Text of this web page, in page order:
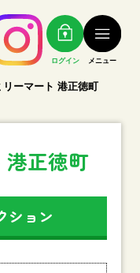
ログイン メニュー
リーマート 港正徳町
港正徳町
ション